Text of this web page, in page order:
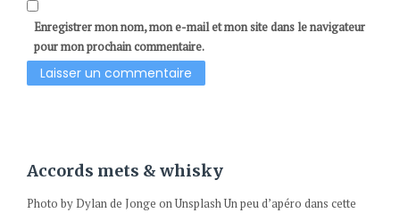
Enregistrer mon nom, mon e-mail et mon site dans le navigateur
pour mon prochain commentaire.
Accords mets & whisky
Photo by Dylan de Jonge on Unsplash Un peu d’apéro dans cette